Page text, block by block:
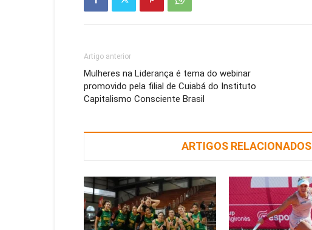
Artigo anterior
Mulheres na Liderança é tema do webinar
promovido pela filial de Cuiabá do Instituto
Capitalismo Consciente Brasil
ARTIGOS RELACIONADOS